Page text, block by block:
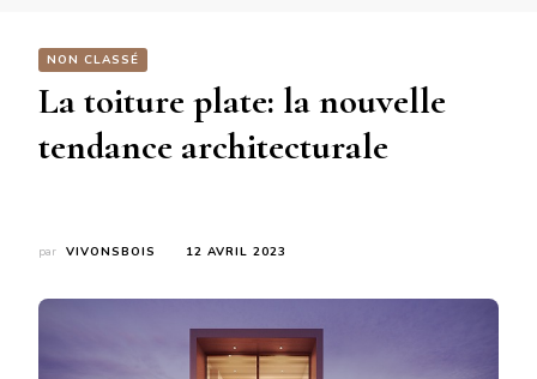
NON CLASSÉ
La toiture plate: la nouvelle
tendance architecturale
par VIVONSBOIS 12 AVRIL 2023